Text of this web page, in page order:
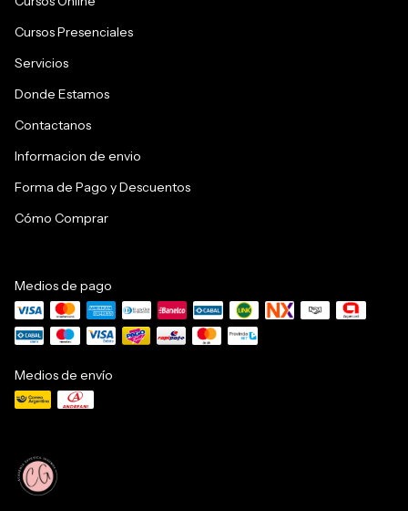
Cursos Presenciales
Servicios
Donde Estamos
Contactanos
Informacion de envio
Forma de Pago y Descuentos
Cómo Comprar
Medios de pago
Medios de envío